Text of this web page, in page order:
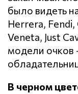
было видеть
Herrera,
Veneta, Just
модели очков
В черном